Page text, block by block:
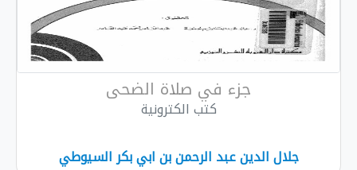
جزء في صلاة الضحى
كتب الكترونية
جلال الدين عبد الرحمن بن ابي بكر السيوطي